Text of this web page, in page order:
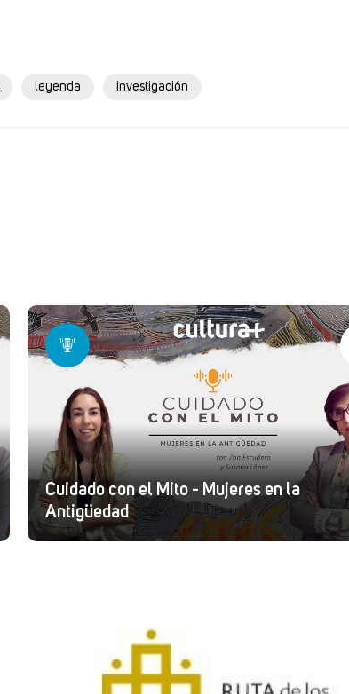
leyenda investigación
Cuidado con el Mito - Mujeres en la
Antigüedad